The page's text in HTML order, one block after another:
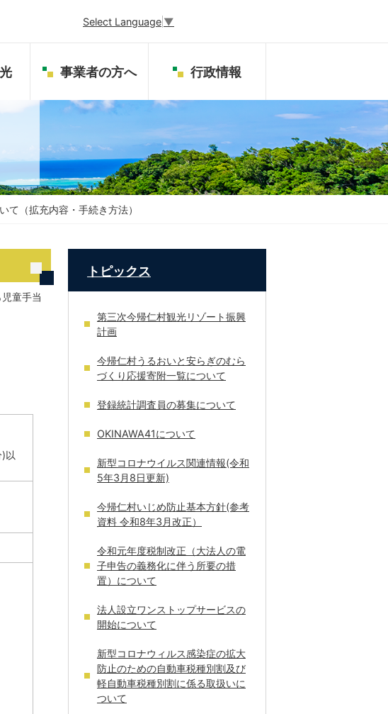
Select Language ▼
事業者の方へ 行政情報
て（拡充内容・手続き方法）
童手当
以
トピックス
第三次今帰仁村観光リゾート振興
計画
今帰仁村うるおいと安らぎのむら
づくり応援寄附一覧について
登録統計調査員の募集について
OKINAWA41について
新型コロナウイルス関連情報(令和
5年3月8日更新)
今帰仁村いじめ防止基本方針(参考
資料 令和8年3月改正）
令和元年度税制改正（大法人の電
子申告の義務化に伴う所要の措
置）について
法人設立ワンストップサービスの
開始について
新型コロナウィルス感染症の拡大
防止のための自動車税種別割及び
軽自動車税種別割に係る取扱いに
ついて